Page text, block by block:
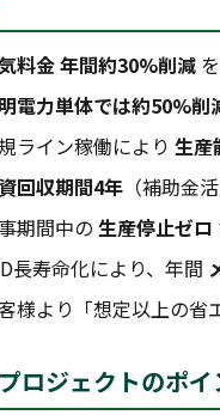
料金 年間約30%削減
電力単体では約50%削
ライン稼働により 生産
回収期間4年 （補助金
期間中の 生産停止ゼロ
長寿命化により、年間
様より「想定以上の省
ロジェクトのポイ